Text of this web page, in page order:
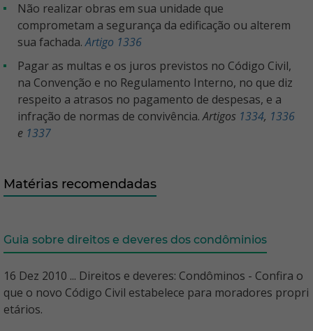
Não realizar obras em sua unidade que
comprometam a segurança da edificação ou alterem
sua fachada.Artigo 1336
Pagar as multas e os juros previstos no Código Civil,
na Convenção e no Regulamento Interno, no que diz
respeito a atrasos no pagamento de despesas, e a
infração de normas de convivência.Artigos 1334, 1336
e 1337
Matérias recomendadas
Guia sobre direitos e deveres dos condôminios
16 Dez 2010 ... Direitos e deveres: Condôminos - Confira o
que o novo Código Civil estabelece para moradores propri
etários.